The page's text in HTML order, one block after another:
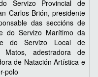
Servizo Provincial de
Carlos Brión, presidente
das seccións de
do Servizo Marítimo da
do Servizo Local de
adestradora de
de Natación Artística e
polo